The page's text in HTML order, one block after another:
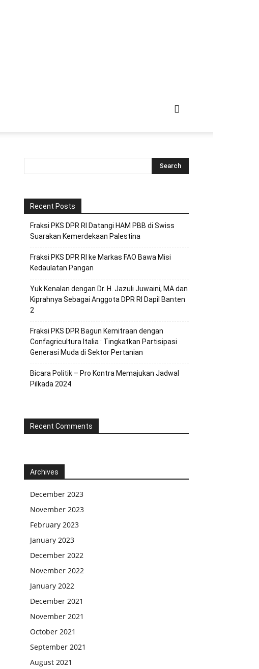
Recent Posts
Fraksi PKS DPR RI Datangi HAM PBB di Swiss
Suarakan Kemerdekaan Palestina
Fraksi PKS DPR RI ke Markas FAO Bawa Misi
Kedaulatan Pangan
Yuk Kenalan dengan Dr. H. Jazuli Juwaini, MA dan
Kiprahnya Sebagai Anggota DPR RI Dapil Banten
2
Fraksi PKS DPR Bagun Kemitraan dengan
Confagricultura Italia : Tingkatkan Partisipasi
Generasi Muda di Sektor Pertanian
Bicara Politik – Pro Kontra Memajukan Jadwal
Pilkada 2024
Recent Comments
Archives
December 2023
November 2023
February 2023
January 2023
December 2022
November 2022
January 2022
December 2021
November 2021
October 2021
September 2021
August 2021